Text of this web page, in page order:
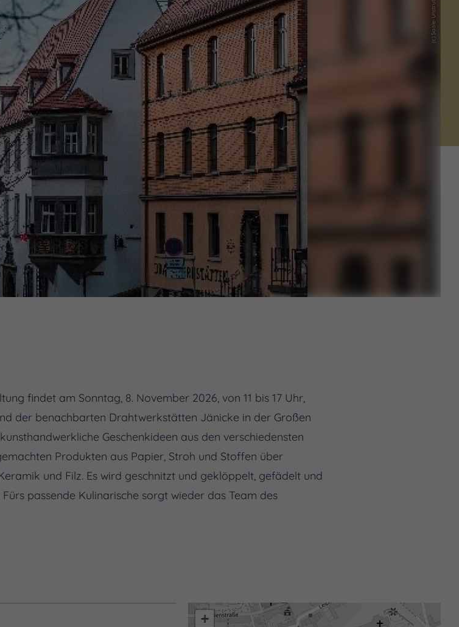
findet am Sonntag, 8. November 2026, von 11 bis 17 Uhr,
der benachbarten Drahtwerkstätten Jänicke in der Großen
Geschenkideen aus den verschiedensten
Produkten aus Papier, Stroh und Stoffen über
und Filz. Es wird geschnitzt und geklöppelt, gefädelt und
passende Kulinarische sorgt wieder das Team des
+